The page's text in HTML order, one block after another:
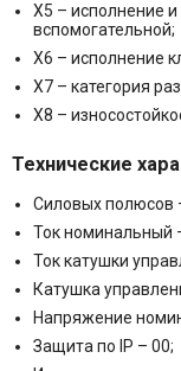
Х5 – исполнение и
вспомогательной;
Х6 – исполнение
Х7 – категория
Х8 –
Технические
Силовых полюсов
Ток номинальный
Ток катушки
Катушка
Напряжение
Защита по IP – 00;